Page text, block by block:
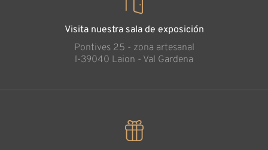
Visita nuestra sala de exposición
Pontives 25 - zona artesanal
l-39040 Laion - Val Gardena